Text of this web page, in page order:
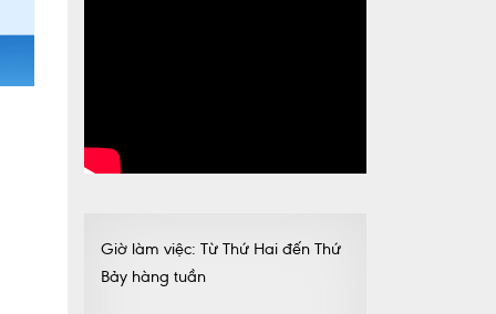
Giờ làm việc: Từ Thứ Hai đến Thứ
Bảy hàng tuần